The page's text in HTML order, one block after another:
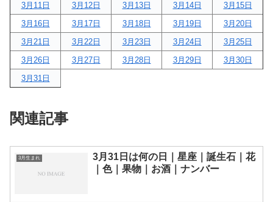
3月11日
3月12日 3月13日 3月14日
3月15日
3月16日
3月17日 3月18日 3月19日
3月20日
3月21日
3月22日 3月23日 3月24日
3月25日
3月26日
3月27日 3月28日 3月29日
3月30日
3月31日
関連記事
3月生まれ
3月31日は何の日｜星座｜誕生石｜花
｜色｜果物｜お酒｜ナンバー